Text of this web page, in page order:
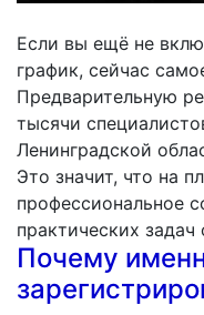
Если вы ещё не
график, сейчас
Предварительную
тысячи
Ленинградской
Это значит, что на
профессиональное
практических задач
Почему